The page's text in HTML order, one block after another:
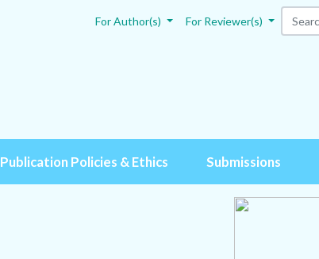
For Author(s) For Reviewer(s)
Publication Policies & Ethics Submissions